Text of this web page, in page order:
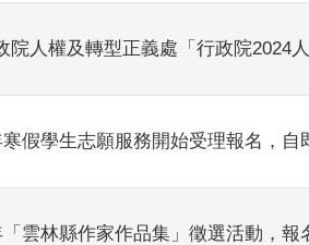
院人權及轉型正義處「行政院2024
假學生志願服務開始受理報名，
雲林縣作家作品集」徵選活動，報